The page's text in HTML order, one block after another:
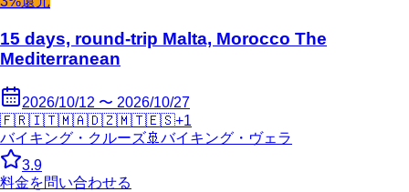
15 days, round-trip Malta, Morocco The
Mediterranean
2026/10/12 〜 2026/10/27
🇫🇷🇮🇹🇲🇦🇩🇿🇲🇹🇪🇸+1
バイキング・クルーズ🚢 バイキング・ヴェラ
3.9
料金を問い合わせる